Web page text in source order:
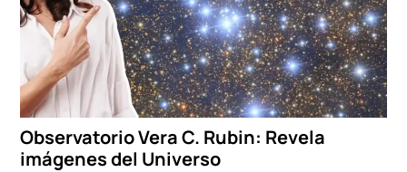
Observatorio Vera C. Rubin: Revela
imágenes del Universo